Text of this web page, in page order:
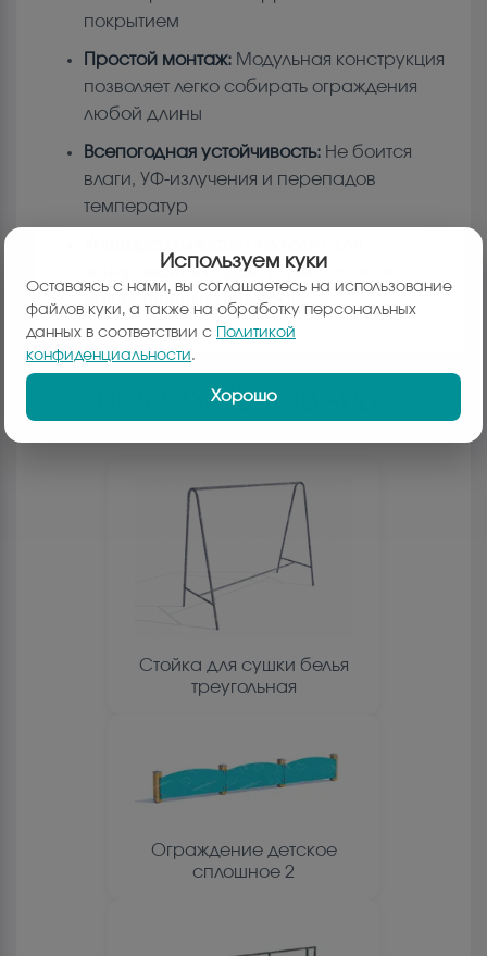
покрытием
Простой монтаж: Модульная конструкция
позволяет легко собирать ограждения
любой длины
Всепогодная устойчивость: Не боится
влаги, УФ-излучения и перепадов
температур
зонирования садов, клумб, патио и
общественных пространств
ПОХОЖИЕ ТОВАРЫ:
Стойка для сушки белья
треугольная
Ограждение детское
сплошное 2
Используем куки
Оставаясь с нами, вы соглашаетесь на использование
файлов куки, а также на обработку персональных
данных в соответствии с
Политикой
конфиденциальности.
Хорошо